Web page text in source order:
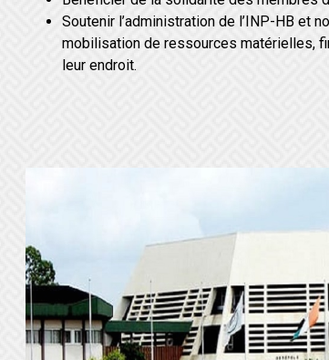
Soutenir l’administration de l’INP-HB et
mobilisation de ressources matérielles,
leur endroit.